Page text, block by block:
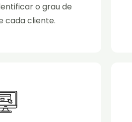
o grau de
cada cliente.